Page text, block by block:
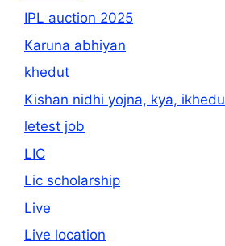
IPL auction 2025
Karuna abhiyan
khedut
Kishan nidhi yojna, kya, ikhedu
letest job
LIC
Lic scholarship
Live
Live location